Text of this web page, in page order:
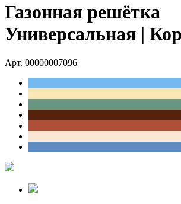
Газонная решётка
Универсальная |
Арт. 00000007096